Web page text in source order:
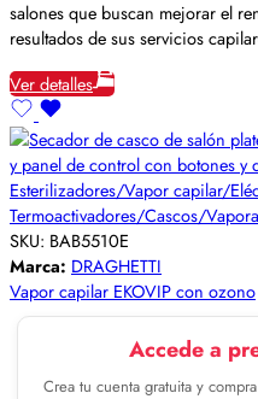
salones que buscan mejorar el
resultados de sus servicios
Ver detalles
Esterilizadores/Vapor capilar/
Termoactivadores/Cascos/
SKU: BAB5510E
Marca: DRAGHETTI
Vapor capilar EKOVIP con ozono
Accede a
Crea tu cuenta gratuita y